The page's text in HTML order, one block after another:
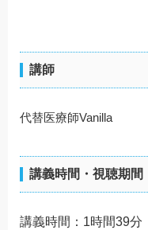
講師
代替医療師Vanilla
講義時間・視聴期間
講義時間：1時間39分